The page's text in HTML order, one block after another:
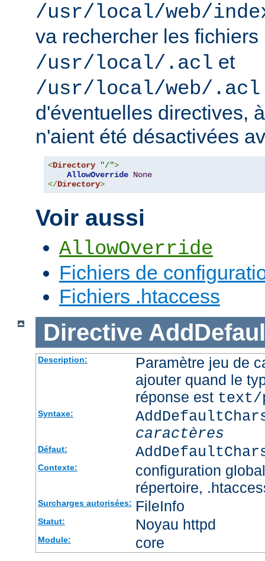
/usr/local/web/
va rechercher les fichiers
/usr/local/.acl et
/usr/local/web/.acl
d'éventuelles directives,
n'aient été désactivées
<Directory "/">
AllowOverride None
</Directory>
Voir aussi
AllowOverride
Fichiers de
Fichiers .htaccess
Directive
Description:
Paramètre jeu de
ajouter quand le
réponse est text/
Syntaxe:
caractères
Défaut:
Contexte:
configuration
répertoire,
Surcharges autorisées: FileInfo
Statut: Noyau httpd
Module: core